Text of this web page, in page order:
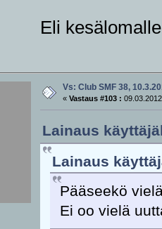
Eli
Vs: Club SMF 38,
« Vastaus #103 :
Lainaus
Lainaus
Pääseekö
Ei oo vielä